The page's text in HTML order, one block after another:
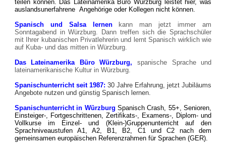
teilen können. Das Lateinamerika Büro Würzburg leistet hier, was
auslandsunerfahrene Angehörige oder Kollegen nicht können.
Spanisch und Salsa lernenkann man jetzt immer am
Sonntagabend in Würzburg. Dann treffen sich die Sprachschüler
mit Ihrer kubanischen Privatlehrerin und lernt Spanisch wirklich wie
auf Kuba- und das mitten in Würzburg.
Das Lateinamerika Büro Würzburg,spanische Sprache und
lateinamerikanische Kultur in Würzburg.
Spanischunterricht seit 1987: 30 Jahre Erfahrung, jetzt Jubiläums
Angebote nutzen und günstig Spanisch lernen.
Spanischunterricht in Würzburg Spanisch Crash, 55+, Senioren,
Einsteiger-, Fortgeschrittenen, Zertifikats-, Examens-, Diplom- und
Vollkurse im Einzel- und (Klein-)Gruppenunterricht auf den
Sprachniveaustufen A1, A2, B1, B2, C1 und C2 nach dem
gemeinsamen europäischen Referenzrahmen für Sprachen (GER).